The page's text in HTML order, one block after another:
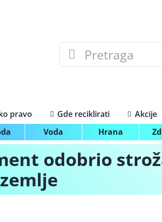
Search
for:
Voda Hrana
pravo Gde reciklirati Akcije
odobrio